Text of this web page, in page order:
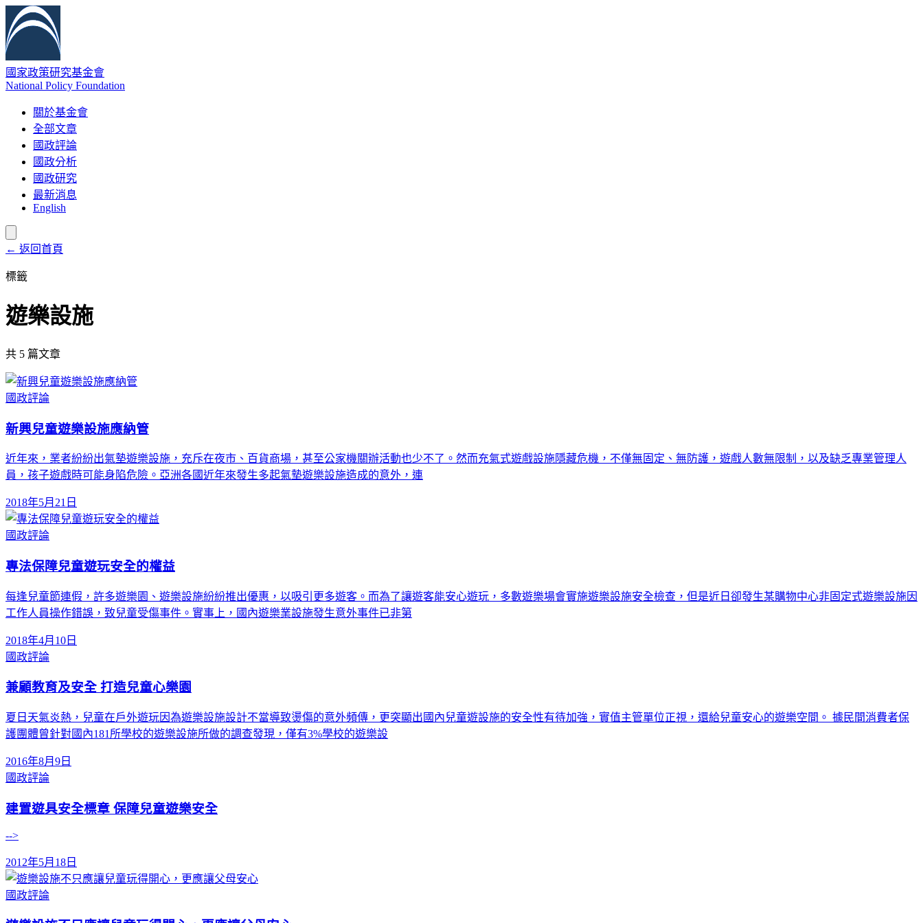
國家政策研究基金會
National Policy Foundation
關於基金會
全部文章
國政評論
國政分析
國政研究
最新消息
English
← 返回首頁
標籤
遊樂設施
共 5 篇文章
國政評論
新興兒童遊樂設施應納管
近年來，業者紛紛出氣墊遊樂設施，充斥在夜市、百貨商場，甚至公家機關辦活動也少不了。然而充氣式遊戲設施隱藏危機，不僅無固定、無防護，遊戲人數無限制，以及缺乏專業管理人
員，孩子遊戲時可能身陷危險。亞洲各國近年來發生多起氣墊遊樂設施造成的意外，連
2018年5月21日
國政評論
專法保障兒童遊玩安全的權益
每逢兒童節連假，許多遊樂園、遊樂設施紛紛推出優惠，以吸引更多遊客。而為了讓遊客能安心遊玩，多數遊樂場會實施遊樂設施安全檢查，但是近日卻發生某購物中心非固定式遊樂設施因
工作人員操作錯誤，致兒童受傷事件。實事上，國內遊樂業設施發生意外事件已非第
2018年4月10日
國政評論
兼顧教育及安全 打造兒童心樂園
夏日天氣炎熱，兒童在戶外遊玩因為遊樂設施設計不當導致燙傷的意外頻傳，更突顯出國內兒童遊設施的安全性有待加強，實值主管單位正視，還給兒童安心的遊樂空間。 據民間消費者保
護團體曾針對國內181所學校的遊樂設施所做的調查發現，僅有3%學校的遊樂設
2016年8月9日
國政評論
建置遊具安全標章 保障兒童遊樂安全
-->
2012年5月18日
國政評論